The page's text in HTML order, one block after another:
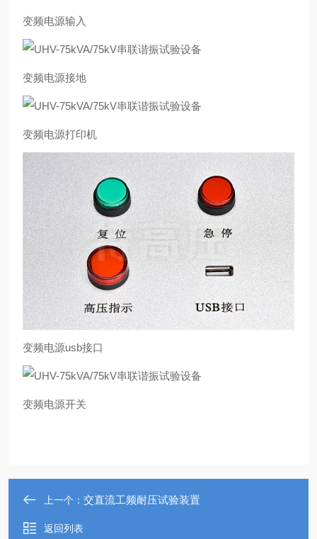
变频电源输入
变频电源接地
变频电源打印机
变频电源usb接口
变频电源开关
上一个： 交直流工频耐压试验装置
返回列表